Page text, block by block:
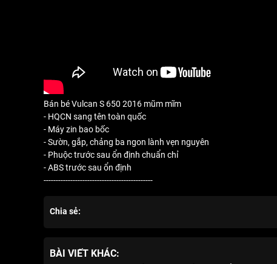
Bán bé Vulcan S 650 2016 mũm mĩm
- HQCN sang tên toàn quốc
- Máy zin bao bốc
- Sườn, gắp, chảng ba ngon lành vẹn nguyên
- Phuộc trước sau ổn định chuẩn chỉ
- ABS trước sau ổn định
---------------------------------------------
Chia sẻ:
BÀI VIẾT KHÁC: